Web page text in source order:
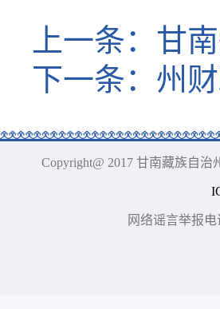
上一条： 甘
下一条： 州
Copyright@ 2017 甘南藏族自
网络谣言举报电